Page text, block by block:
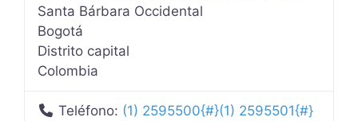
Santa Bárbara Occidental
Bogotá
Distrito capital
Colombia
Teléfono: (1) 2595500{#}(1) 2595501{#}